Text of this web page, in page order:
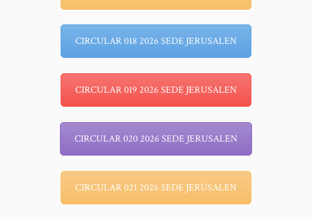
CIRCULAR 018 2026 SEDE JERUSALEN
CIRCULAR 019 2026 SEDE JERUSALEN
CIRCULAR 020 2026 SEDE JERUSALEN
CIRCULAR 021 2026 SEDE JERUSALEN